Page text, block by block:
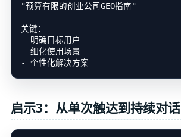
"预算有限的创业公司GEO指南"
关键：
- 明确目标用户
- 细化使用场景
启示3：从单次触达到持续对话